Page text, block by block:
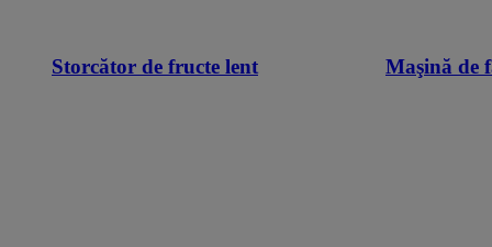
Storcător de fructe lent Maşină de